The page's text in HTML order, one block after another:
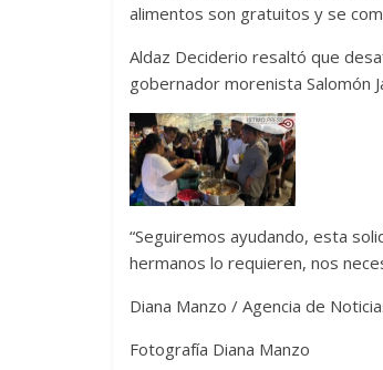
alimentos son gratuitos y se
Aldaz Deciderio resaltó que
gobernador morenista Salomón
“Seguiremos ayudando, esta
hermanos lo requieren, nos
Diana Manzo / Agencia de
Fotografía Diana Manzo